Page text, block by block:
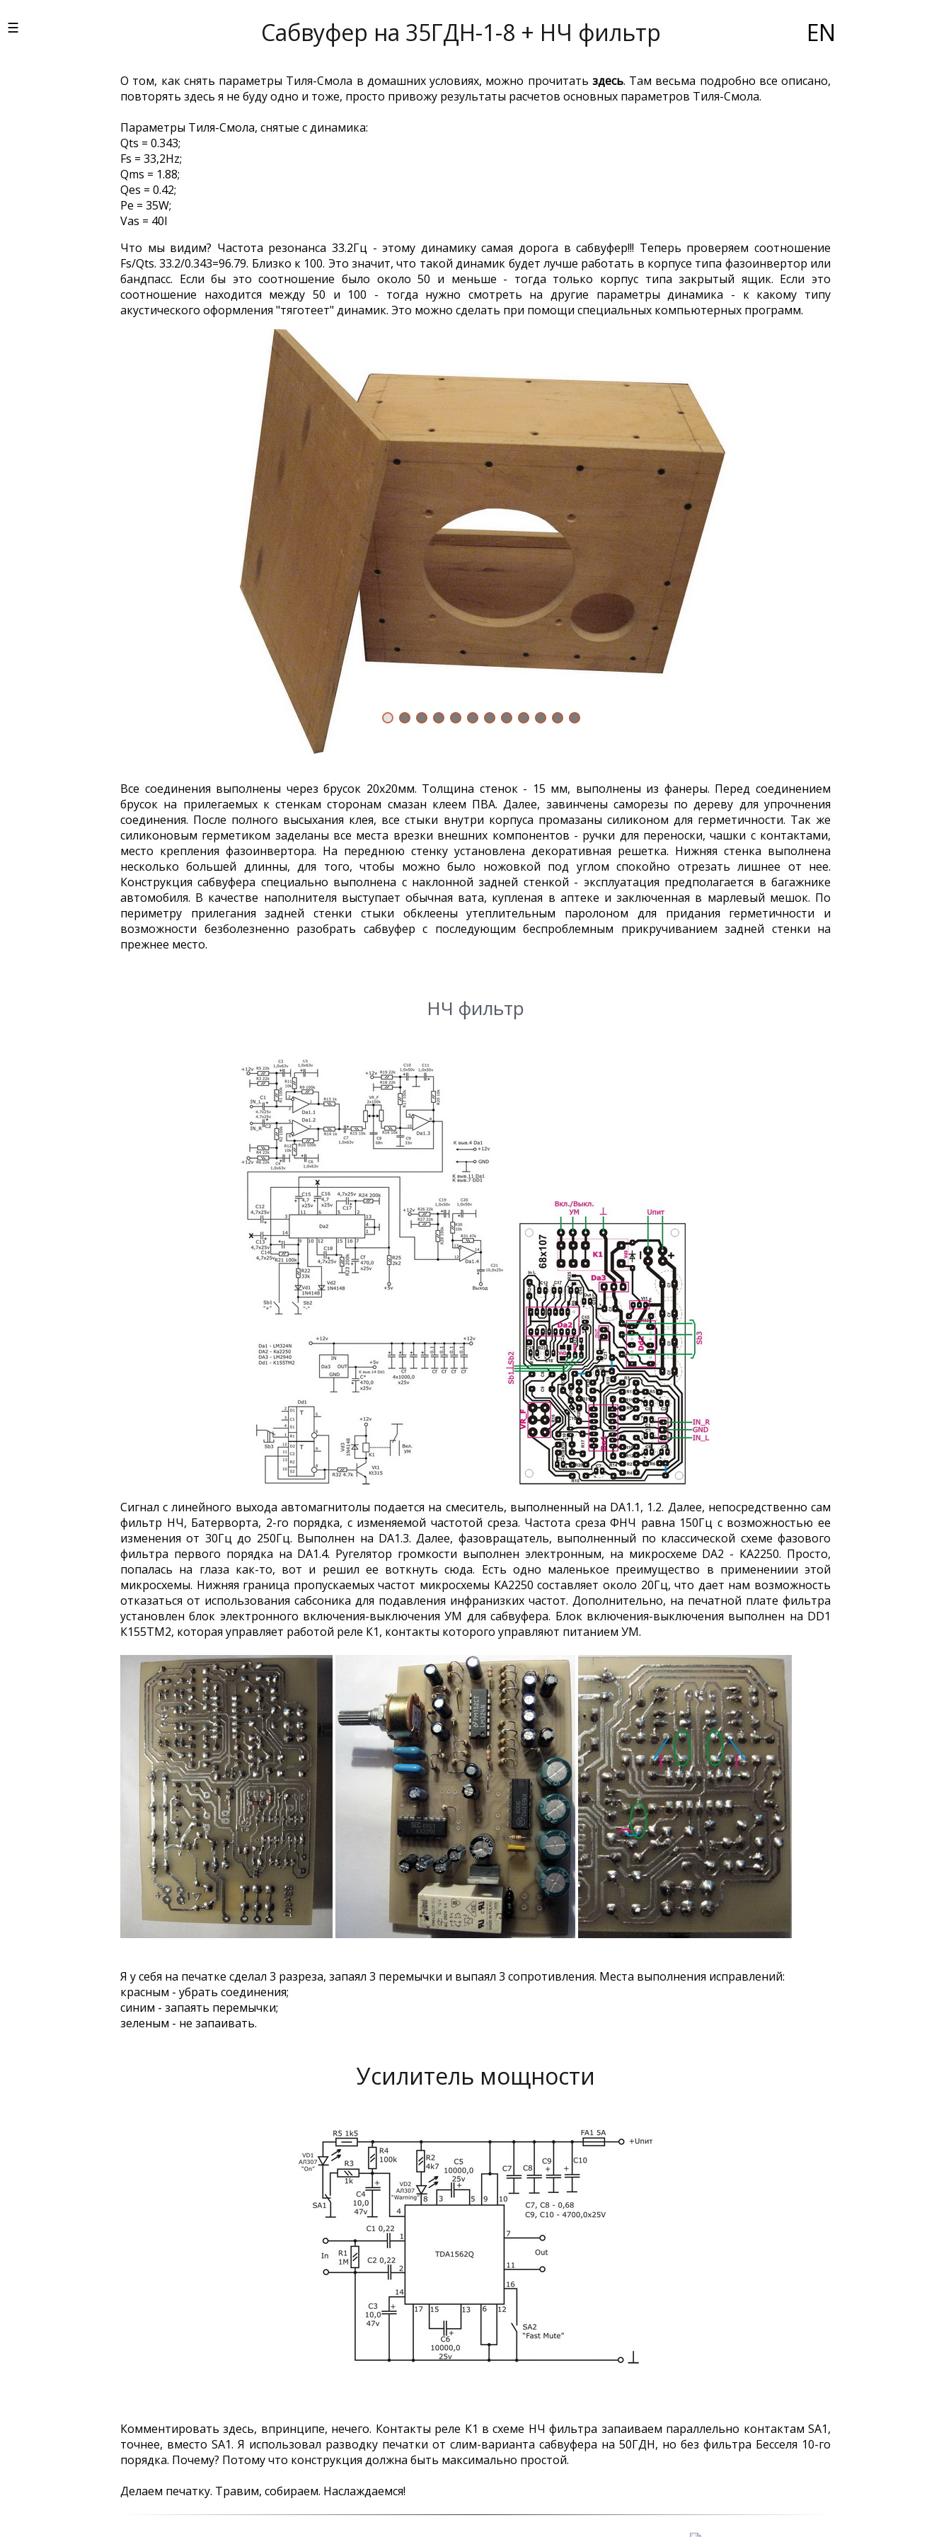
Сабвуфер на 35ГДН-1-8 + НЧ фильтр EN
О том, как снять параметры Тиля-Смола в домашних условиях, можно прочитать здесь. Там весьма подробно все описано,
повторять здесь я не буду одно и тоже, просто привожу результаты расчетов основных параметров Тиля-Смола.
Параметры Тиля-Смола, снятые с динамика:
Qts = 0.343;
Fs = 33,2Hz;
Qms = 1.88;
Qes = 0.42;
Pe = 35W;
Vas = 40l
Что мы видим? Частота резонанса 33.2Гц - этому динамику самая дорога в сабвуфер!!! Теперь проверяем соотношение
Fs/Qts. 33.2/0.343=96.79. Близко к 100. Это значит, что такой динамик будет лучше работать в корпусе типа фазоинвертор или
бандпасс. Если бы это соотношение было около 50 и меньше - тогда только корпус типа закрытый ящик. Если это
соотношение находится между 50 и 100 - тогда нужно смотреть на другие параметры динамика - к какому типу
акустического оформления "тяготеет" динамик. Это можно сделать при помощи специальных компьютерных программ.
Все соединения выполнены через брусок 20х20мм. Толщина стенок - 15 мм, выполнены из фанеры. Перед соединением
брусок на прилегаемых к стенкам сторонам смазан клеем ПВА. Далее, завинчены саморезы по дереву для упрочнения
соединения. После полного высыхания клея, все стыки внутри корпуса промазаны силиконом для герметичности. Так же
силиконовым герметиком заделаны все места врезки внешних компонентов - ручки для переноски, чашки с контактами,
место крепления фазоинвертора. На переднюю стенку установлена декоративная решетка. Нижняя стенка выполнена
несколько большей длинны, для того, чтобы можно было ножовкой под углом спокойно отрезать лишнее от нее.
Конструкция сабвуфера специально выполнена с наклонной задней стенкой - эксплуатация предполагается в багажнике
автомобиля. В качестве наполнителя выступает обычная вата, купленая в аптеке и заключенная в марлевый мешок. По
периметру прилегания задней стенки стыки обклеены утеплительным паролоном для придания герметичности и
возможности безболезненно разобрать сабвуфер с последующим беспроблемным прикручиванием задней стенки на
прежнее место.
НЧ фильтр
Сигнал с линейного выхода автомагнитолы подается на смеситель, выполненный на DA1.1, 1.2. Далее, непосредственно сам
фильтр НЧ, Батерворта, 2-го порядка, с изменяемой частотой среза. Частота среза ФНЧ равна 150Гц с возможностью ее
изменения от 30Гц до 250Гц. Выполнен на DA1.3. Далее, фазовращатель, выполненный по классической схеме фазового
фильтра первого порядка на DA1.4. Ругелятор громкости выполнен электронным, на микросхеме DA2 - КА2250. Просто,
попалась на глаза как-то, вот и решил ее воткнуть сюда. Есть одно маленькое преимущество в применениии этой
микросхемы. Нижняя граница пропускаемых частот микросхемы КА2250 составляет около 20Гц, что дает нам возможность
отказаться от использования сабсоника для подавления инфранизких частот. Дополнительно, на печатной плате фильтра
установлен блок электронного включения-выключения УМ для сабвуфера. Блок включения-выключения выполнен на DD1
К155ТМ2, которая управляет работой реле К1, контакты которого управляют питанием УМ.
Я у себя на печатке сделал 3 разреза, запаял 3 перемычки и выпаял 3 сопротивления. Места выполнения исправлений:
красным - убрать соединения;
синим - запаять перемычки;
зеленым - не запаивать.
Усилитель мощности
Комментировать здесь, впринципе, нечего. Контакты реле К1 в схеме НЧ фильтра запаиваем параллельно контактам SA1,
точнее, вместо SA1. Я использовал разводку печатки от слим-варианта сабвуфера на 50ГДН, но без фильтра Бесселя 10-го
порядка. Почему? Потому что конструкция должна быть максимально простой.
Делаем печатку. Травим, собираем. Наслаждаемся!